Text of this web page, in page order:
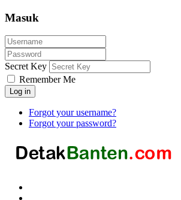
Masuk
Secret Key
Remember Me
Log in
Forgot your username?
Forgot your password?